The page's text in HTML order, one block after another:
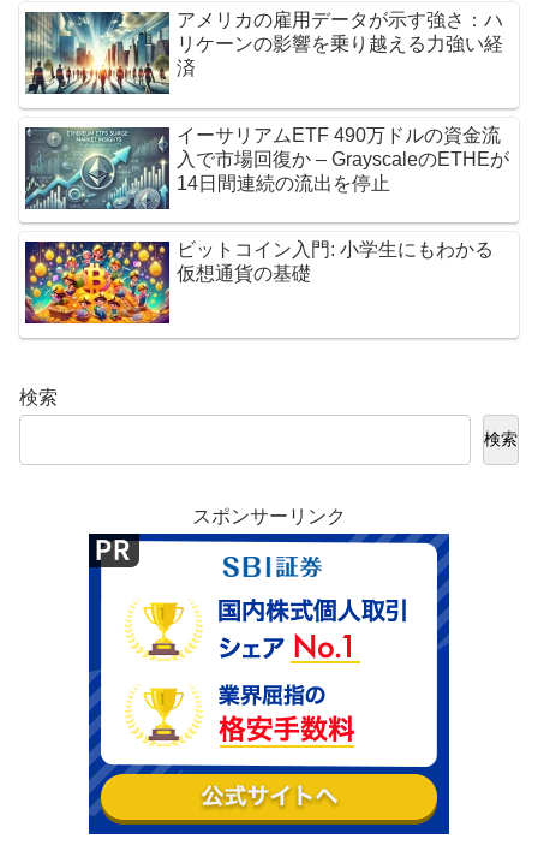
アメリカの雇用データが示す強さ：ハ
リケーンの影響を乗り越える力強い経
済
イーサリアムETF 490万ドルの資金流
入で市場回復か – GrayscaleのETHEが
14日間連続の流出を停止
ビットコイン入門: 小学生にもわかる
仮想通貨の基礎
検索
検索
スポンサーリンク